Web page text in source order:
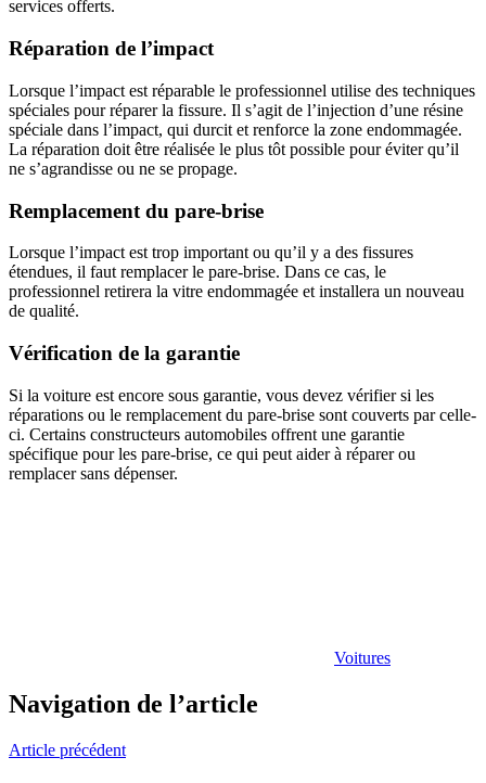
services offerts.
Réparation de l’impact
Lorsque l’impact est réparable le professionnel utilise des techniques
spéciales pour réparer la fissure. Il s’agit de l’injection d’une résine
spéciale dans l’impact, qui durcit et renforce la zone endommagée.
La réparation doit être réalisée le plus tôt possible pour éviter qu’il
ne s’agrandisse ou ne se propage.
Remplacement du pare-brise
Lorsque l’impact est trop important ou qu’il y a des fissures
étendues, il faut remplacer le pare-brise. Dans ce cas, le
professionnel retirera la vitre endommagée et installera un nouveau
de qualité.
Vérification de la garantie
Si la voiture est encore sous garantie, vous devez vérifier si les
réparations ou le remplacement du pare-brise sont couverts par celle-
ci. Certains constructeurs automobiles offrent une garantie
spécifique pour les pare-brise, ce qui peut aider à réparer ou
remplacer sans dépenser.
Voitures
Navigation de l’article
Article précédent